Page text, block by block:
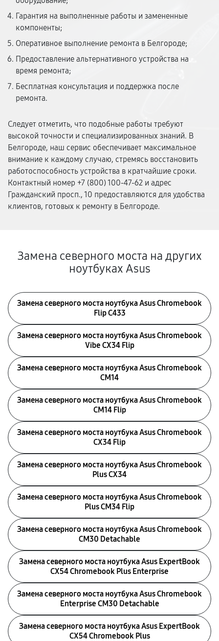
Гарантия на выполненные работы и замененные
компоненты;
Оперативное выполнение ремонта в Белгороде;
Предоставление альтернативного устройства на
время ремонта;
Бесплатная консультация и поддержка после
ремонта.
Следует отметить, что подобные работы требуют
высокой точности и специализированных знаний. В
Белгороде, наш сервис обеспечивает максимальное
внимание к каждому случаю, стремясь восстановить
работоспособность устройства в кратчайшие сроки.
Контактный номер +7 (800) 100-47-62 и адрес
Гражданский просп., 10 предоставляются для удобства
клиентов, готовых к ремонту в Белгороде.
Замена северного моста на других
ноутбуках Asus
Замена северного моста ноутбука Asus Chromebook
Flip C433
Замена северного моста ноутбука Asus Chromebook
Vibe CX34 Flip
Замена северного моста ноутбука Asus Chromebook
CM14
Замена северного моста ноутбука Asus Chromebook
CM14 Flip
Замена северного моста ноутбука Asus Chromebook
CX34 Flip
Замена северного моста ноутбука Asus Chromebook
Plus CX34
Замена северного моста ноутбука Asus Chromebook
Plus CM34 Flip
Замена северного моста ноутбука Asus Chromebook
CM30 Detachable
Замена северного моста ноутбука Asus ExpertBook
CX54 Chromebook Plus Enterprise
Замена северного моста ноутбука Asus Chromebook
Enterprise CM30 Detachable
Замена северного моста ноутбука Asus ExpertBook
CX54 Chromebook Plus